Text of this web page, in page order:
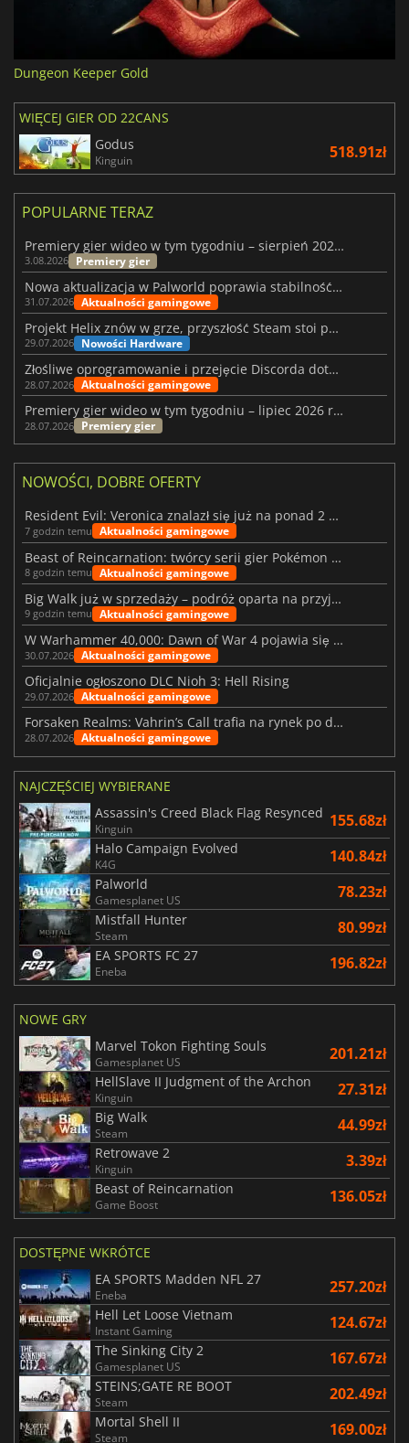
Dungeon Keeper Gold
WIĘCEJ GIER OD 22CANS
Godus
Kinguin 518.91zł
POPULARNE TERAZ
Premiery gier wideo w tym tygodniu – sierpień 2026 r. (32. tydzień)
3.08.2026 Premiery gier
Nowa aktualizacja w Palworld poprawia stabilność Sunreach i walk z bossami
31.07.2026 Aktualności gamingowe
Projekt Helix znów w grze, przyszłość Steam stoi pod znakiem zapytania
29.07.2026 Nowości Hardware
Złośliwe oprogramowanie i przejęcie Discorda dotknęły Meccha Chameleon
28.07.2026 Aktualności gamingowe
Premiery gier wideo w tym tygodniu – lipiec 2026 r. (tydzień 31)
28.07.2026 Premiery gier
NOWOŚCI, DOBRE OFERTY
Resident Evil: Veronica znalazł się już na ponad 2 milionach list życzeń
7 godzin temu Aktualności gamingowe
Beast of Reincarnation: twórcy serii gier Pokémon wkraczają na nową ścieżkę
8 godzin temu Aktualności gamingowe
Big Walk już w sprzedaży – podróż oparta na przyjaźni
9 godzin temu Aktualności gamingowe
W Warhammer 40,000: Dawn of War 4 pojawia się frakcja Nekronów
30.07.2026 Aktualności gamingowe
Oficjalnie ogłoszono DLC Nioh 3: Hell Rising
29.07.2026 Aktualności gamingowe
Forsaken Realms: Vahrin’s Call trafia na rynek po dziesięciu latach prac
28.07.2026 Aktualności gamingowe
NAJCZĘŚCIEJ WYBIERANE
Assassin's Creed Black Flag Resynced
Kinguin 155.68zł
Halo Campaign Evolved
K4G 140.84zł
Palworld
Gamesplanet US 78.23zł
Mistfall Hunter
Steam 80.99zł
EA SPORTS FC 27
Eneba 196.82zł
NOWE GRY
Marvel Tokon Fighting Souls
Gamesplanet US 201.21zł
HellSlave II Judgment of the Archon
Kinguin 27.31zł
Big Walk
Steam 44.99zł
Retrowave 2
Kinguin 3.39zł
Beast of Reincarnation
Game Boost 136.05zł
DOSTĘPNE WKRÓTCE
EA SPORTS Madden NFL 27
Eneba 257.20zł
Hell Let Loose Vietnam
Instant Gaming 124.67zł
The Sinking City 2
Gamesplanet US 167.67zł
STEINS;GATE RE BOOT
Steam 202.49zł
Mortal Shell II
Steam 169.00zł